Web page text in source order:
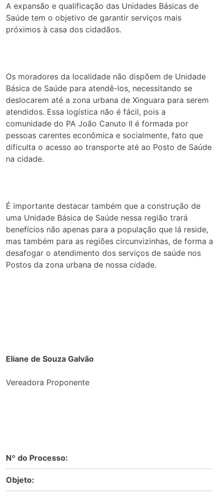
A expansão e qualificação das Unidades Básicas de
Saúde tem o objetivo de garantir serviços mais
próximos à casa dos cidadãos.
Os moradores da localidade não dispõem de Unidade
Básica de Saúde para atendê-los, necessitando se
deslocarem até a zona urbana de Xinguara para serem
atendidos. Essa logística não é fácil, pois a
comunidade do PA João Canuto II é formada por
pessoas carentes econômica e socialmente, fato que
dificulta o acesso ao transporte até ao Posto de Saúde
na cidade.
É importante destacar também que a construção de
uma Unidade Básica de Saúde nessa região trará
benefícios não apenas para a população que lá reside,
mas também para as regiões circunvizinhas, de forma a
desafogar o atendimento dos serviços de saúde nos
Postos da zona urbana de nossa cidade.
Eliane de Souza Galvão
Vereadora Proponente
Nº do Processo:
Objeto: